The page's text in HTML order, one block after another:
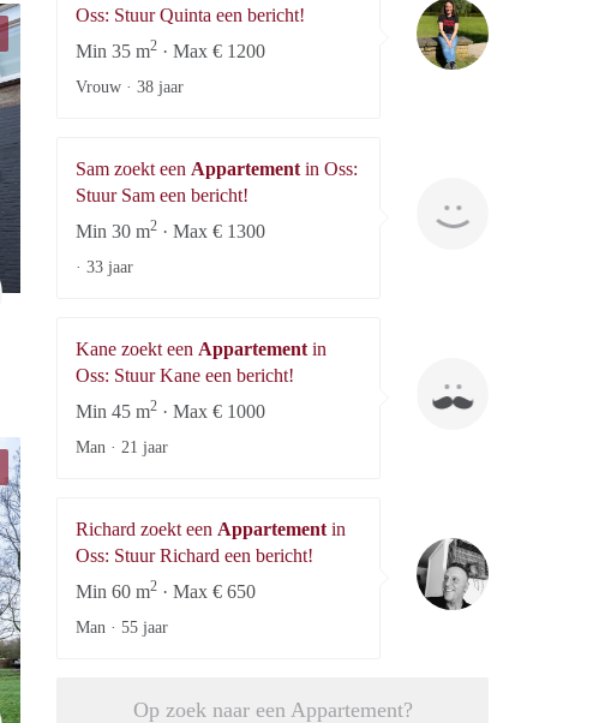
Beheer
KI
Oss: Stuur Quinta een bericht!
Min 35 m2 · Max € 1200
Vrouw · 38 jaar
Sam zoekt een Appartement in Oss:
Stuur Sam een bericht!
Min 30 m2 · Max € 1300
· 33 jaar
Kane zoekt een Appartement in
Oss: Stuur Kane een bericht!
Min 45 m2 · Max € 1000
Man · 21 jaar
Richard zoekt een Appartement in
Oss: Stuur Richard een bericht!
Min 60 m2 · Max € 650
Man · 55 jaar
Op zoek naar een Appartement?